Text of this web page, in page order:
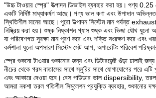
"উচ্চ টাওয়ার স্প্রে" উত্পাদন ডিভাইস ব্যবহার করা হয়। পণ্য 0.25
একটি নির্দিষ্ট মাধ্যাকর্ষণ আছে। পণ্য ভাল কণা এবং উপাদান
স্থিতিশীল মানের আছে। পুরো উত্পাদন সিস্টেম মান পর্যন্ত
নিষ্ক্রিয় করা হয়। শুষ্ক নিষ্কাশন গ্যাস শুষ্ক এবং ভিজা যৌথ ধুলো
যা পরিবেশগত সুরক্ষা মান পূরণ করে এবং শক্তি সংরক্ষণ করে এবং
কর্মশালা ধুলো অপসারণ সিস্টেম সেট আপ, অপারেটিং পরিবেশ
স্প্রে শুকনো টাওয়ার শুকানোর জন্য এবং ডিটারজেন্ট গুঁড়া ঢালাই জন্য
নীচের থেকে গরম বাতাসের সাথে স্লুরির সাথে যোগাযোগের পরে
এবং আকারে দেওয়া হবে। বেস পাউডার ভাল dispersibility,
আমরা নকশা তরল গতিশীল সিমুলেশন প্রযুক্তি ব্যবহার, শুকানোর